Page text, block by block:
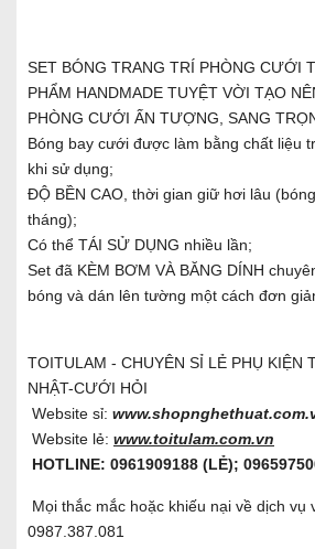
SET BÓNG TRANG TRÍ PHÒNG CƯỚI
PHẨM HANDMADE TUYỆT VỜI TẠO
PHÒNG CƯỚI ẤN TƯỢNG, SANG
Bóng bay cưới được làm bằng chất liệu
khi sử dụng;
ĐỘ BỀN CAO, thời gian giữ hơi lâu
tháng);
Có thể TÁI SỬ DỤNG nhiều lần;
Set đã KÈM BƠM VÀ BĂNG DÍNH
bóng và dán lên tường một cách đơn
TOITULAM - CHUYÊN SỈ LẺ PHỤ KIỆN
NHẬT-CƯỚI HỎI
Website sỉ:
Website lẻ: www.toitulam.com.vn
HOTLINE: 0961909188 (LẺ);
Mọi thắc mắc hoặc khiếu nại về dịch vụ
0987.387.081